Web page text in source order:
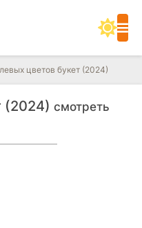
цветов букет (2024)
(2024) смотреть